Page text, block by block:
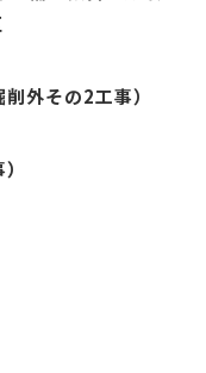
外その2工事）